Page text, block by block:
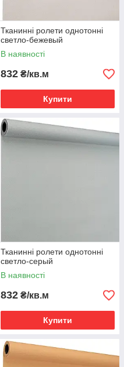
Тканинні ролети однотонні
светло-бежевый
В наявності
832 ₴/кв.м
Купити
Тканинні ролети однотонні
светло-серый
В наявності
832 ₴/кв.м
Купити